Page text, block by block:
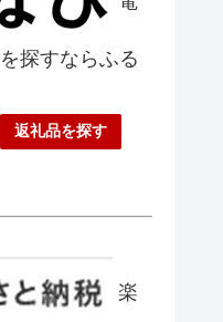
探すならふる
返礼品を探す
楽